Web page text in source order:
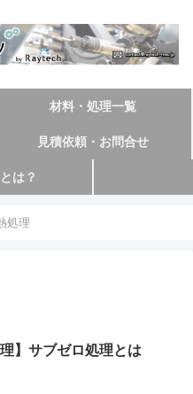
材料・処理一覧
見積依頼・お問合せ
は？
処理
理】サブゼロ処理とは